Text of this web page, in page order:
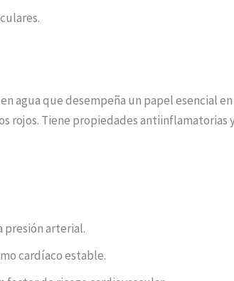
agua que desempeña un papel esencial
rojos. Tiene propiedades antiinflamatorias
presión arterial.
cardíaco estable.